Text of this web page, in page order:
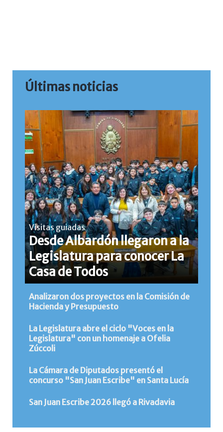
Últimas noticias
Visitas guiadas
Desde Albardón llegaron a la
Legislatura para conocer La
Casa de Todos
Analizaron dos proyectos en la Comisión de
Hacienda y Presupuesto
La Legislatura abre el ciclo "Voces en la
Legislatura" con un homenaje a Ofelia
Zúccoli
La Cámara de Diputados presentó el
concurso "San Juan Escribe" en Santa Lucía
San Juan Escribe 2026 llegó a Rivadavia